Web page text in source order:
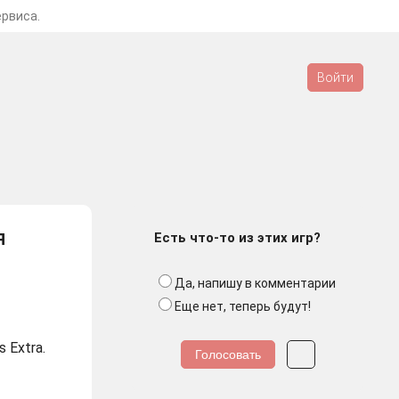
Войти
Extra.
Есть что-то из этих игр?
Да, напишу в комментарии
Еще нет, теперь будут!
Голосовать